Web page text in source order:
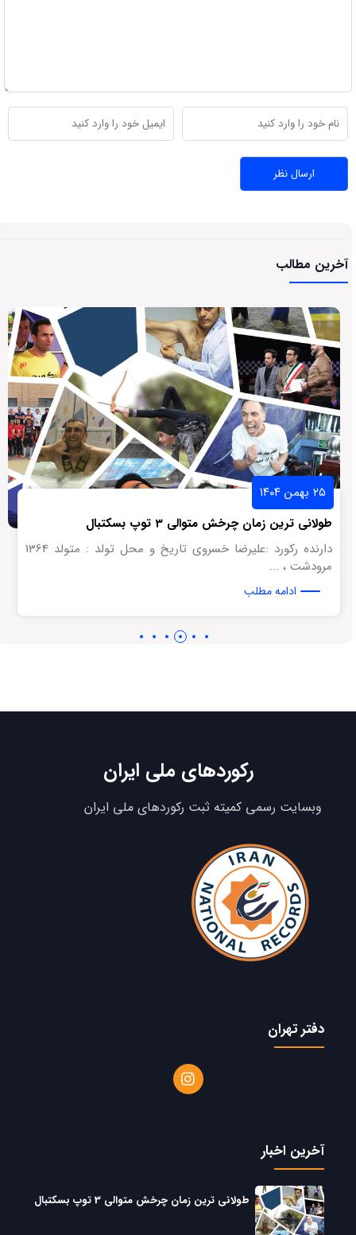
آخرین مطالب
۲۵ بهمن ۱۴۰۴
طولانی ترین زمان چرخش متوالی 3 توپ بسکتبال
دارنده رکورد :علیرضا خسروی تاریخ و محل تولد : متولد 1364
مرودشت ، ...
ادامه مطلب
رکوردهای ملی ایران
وبسایت رسمی کمیته ثبت رکوردهای ملی ایران
دفتر تهران
آخرین اخبار
طولانی ترین زمان چرخش متوالی 3 توپ بسکتبال